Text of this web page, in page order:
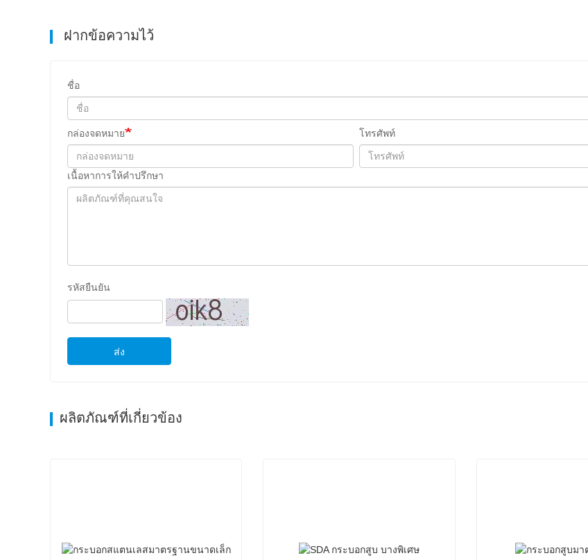
ฝากข้อความไว้
ชื่อ
กล่องจดหมาย โทรศัพท์
เนื้อหาการให้คําปรึกษา
รหัสยืนยัน
ส่ง
ผลิตภัณฑ์ที่เกี่ยวข้อง